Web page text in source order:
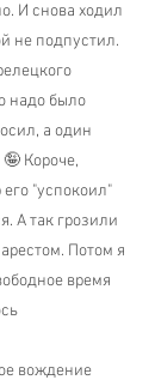
И снова ходил
не подпустил.
надо было
а один
Короче,
"успокоил"
А так грозили
Потом я
время
вождение